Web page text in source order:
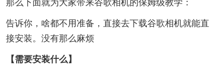
那么下面就为大家带来谷歌相机的保姆级教学：
告诉你，啥都不用准备，直接去下载谷歌相机就能直
接安装。没有那么麻烦
【需要安装什么】